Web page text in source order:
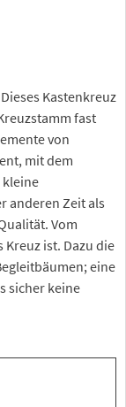
Kastenkreuz
fast
von
mit dem
kleine
anderen Zeit als
Vom
Kreuz ist. Dazu die
eine
sicher keine